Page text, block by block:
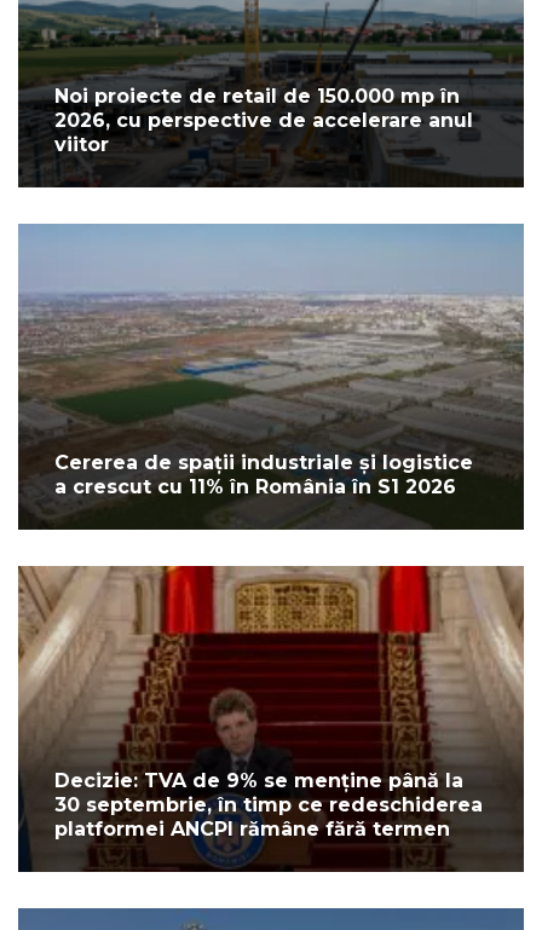
Noi proiecte de retail de 150.000 mp în
2026, cu perspective de accelerare anul
viitor
Cererea de spații industriale și logistice
a crescut cu 11% în România în S1 2026
Decizie: TVA de 9% se menține până la
30 septembrie, în timp ce redeschiderea
platformei ANCPI rămâne fără termen